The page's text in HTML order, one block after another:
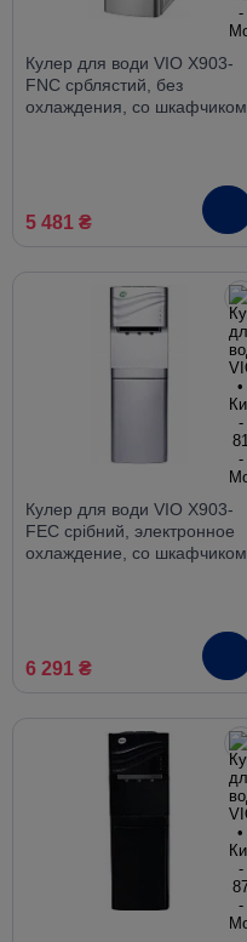
Кулер для води VIO X903-
FNC срблястий, без
охлаждения, со шкафчиком
5 481 ₴
Кулер для води VIO X903-
FEC срібний, электронное
охлаждение, со шкафчиком
6 291 ₴